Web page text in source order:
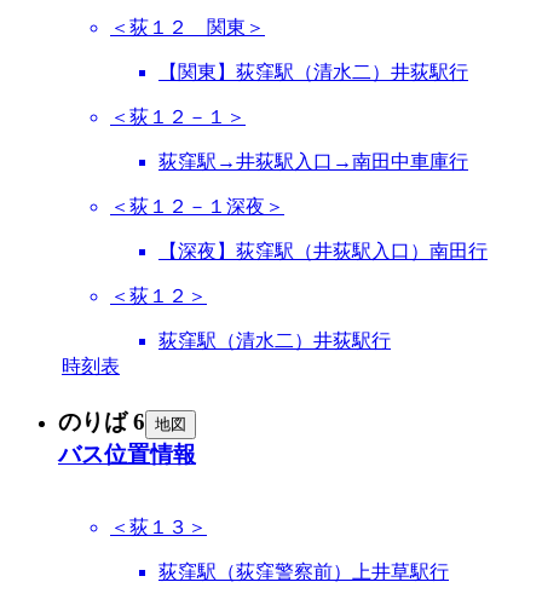
＜荻１２ 関東＞
【関東】荻窪駅（清水二）井荻駅行
＜荻１２－１＞
荻窪駅→井荻駅入口→南田中車庫行
＜荻１２－１深夜＞
【深夜】荻窪駅（井荻駅入口）南田行
＜荻１２＞
荻窪駅（清水二）井荻駅行
時刻表
のりば 6 地図
バス位置情報
＜荻１３＞
荻窪駅（荻窪警察前）上井草駅行